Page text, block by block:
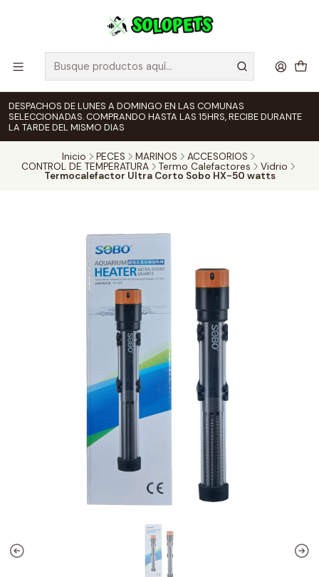
DESPACHOS DE LUNES A DOMINGO EN LAS COMUNAS
SELECCIONADAS. COMPRANDO HASTA LAS 15HRS, RECIBE DURANTE
LA TARDE DEL MISMO DIAS
Inicio PECES MARINOS
ACCESORIOS
CONTROL DE TEMPERATURA
Termo Calefactores Vidrio
Termocalefactor Ultra Corto Sobo HX-50 watts